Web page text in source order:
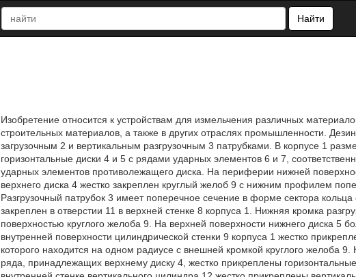
Найти
Изобретение относится к устройствам для измельчения различных
строительных материалов, а также в других отраслях промышленности.
загрузочным 2 и вертикальным разгрузочным 3 патрубками. В корпусе 1
горизонтальные диски 4 и 5 с рядами ударных элементов 6 и 7,
ударных элементов противолежащего диска. На периферии нижней
верхнего диска 4 жестко закреплен круглый желоб 9 с нижним профилем
Разгрузочный патрубок 3 имеет поперечное сечение в форме сектора
закреплен в отверстии 11 в верхней стенке 8 корпуса 1. Нижняя кромка
поверхностью круглого желоба 9. На верхней поверхности нижнего диска 5
внутренней поверхности цилиндрической стенки 9 корпуса 1 жестко
которого находится на одном радиусе с внешней кромкой круглого желоба
ряда, принадлежащих верхнему диску 4, жестко прикреплены